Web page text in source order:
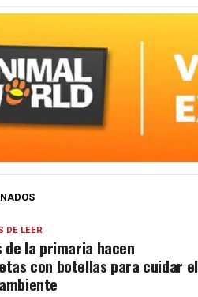
DE LEER
de la primaria hacen
con botellas para cuidar el